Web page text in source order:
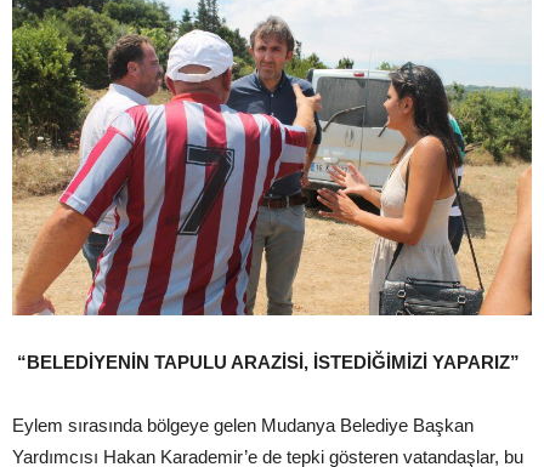
“BELEDİYENİN TAPULU ARAZİSİ, İSTEDİĞİMİZİ YAPARIZ”
Eylem sırasında bölgeye gelen Mudanya Belediye Başkan
Yardımcısı Hakan Karademir’e de tepki gösteren vatandaşlar, bu